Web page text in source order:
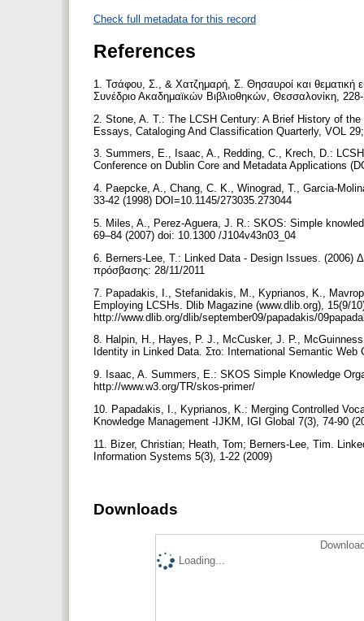
Check full metadata for this record
References
1. Τσάφου, Σ., & Χατζημαρή, Σ. Θησαυροί και θεματική
Συνέδριο Ακαδημαϊκών Βιβλιοθηκών, Θεσσαλονίκη,
2. Stone, A. T.: The LCSH Century: A Brief History of
Essays, Cataloging And Classification Quarterly, VOL
3. Summers, E., Isaac, A., Redding, C., Krech, D.:
Conference on Dublin Core and Metadata Applications
4. Paepcke, A., Chang, C. K., Winograd, T., Garcia-
33-42 (1998) DOI=10.1145/273035.273044
5. Miles, A., Perez-Aguera, J. R.: SKOS: Simple
69–84 (2007) doi: 10.1300 /J104v43n03_04
6. Berners-Lee, T.: Linked Data - Design Issues. (2006)
πρόσβασης: 28/11/2011
7. Papadakis, I., Stefanidakis, M., Kyprianos, K.,
Employing LCSHs. Dlib Magazine (www.dlib.org), 15(9/
http://www.dlib.org/dlib/september09/papadakis/
8. Halpin, H., Hayes, P. J., McCusker, J. P.,
Identity in Linked Data. Στο: International Semantic Web
9. Isaac, A. Summers, E.: SKOS Simple Knowledge
http://www.w3.org/TR/skos-primer/
10. Papadakis, I., Kyprianos, K.: Merging Controlled
Knowledge Management -IJKM, IGI Global 7(3), 74-90
11. Bizer, Christian; Heath, Tom; Berners-Lee, Tim.
Information Systems 5(3), 1-22 (2009)
Downloads
Loading...